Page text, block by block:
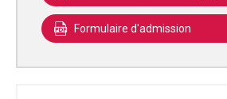
Formulaire d'admission